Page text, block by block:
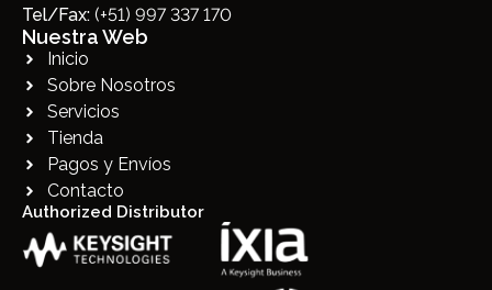
Tel/Fax: (+51) 997 337 170
Nuestra Web
Inicio
Sobre Nosotros
Servicios
Tienda
Pagos y Envíos
Contacto
Authorized Distributor